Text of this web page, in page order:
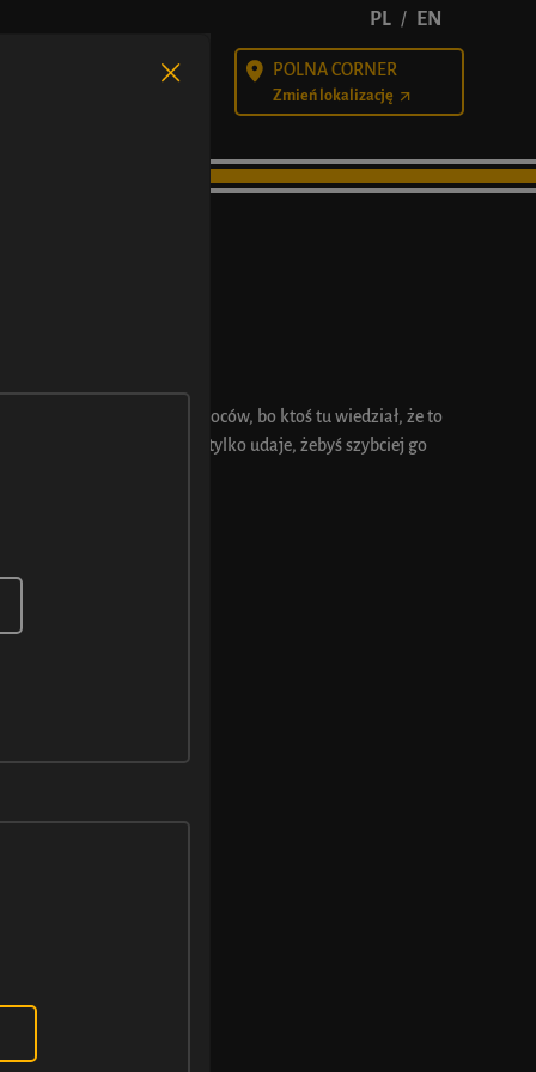
Kariera
POLNA CORNER
Zmień lokalizację
PL / EN
nadzienie połowy owoców, bo ktoś tu wiedział, że to
chciał się przytulić... albo tylko udaje, żebyś szybciej go